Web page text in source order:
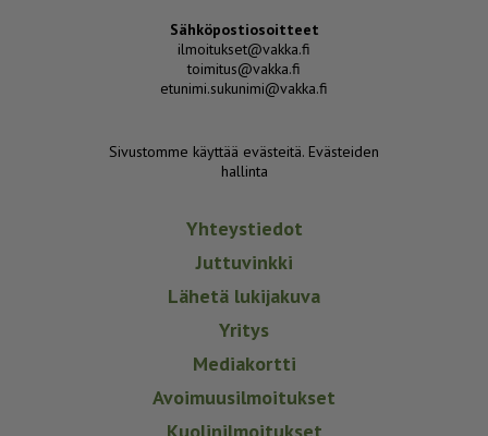
Sähköpostiosoitteet
ilmoitukset@vakka.fi
toimitus@vakka.fi
etunimi.sukunimi@vakka.fi
Sivustomme käyttää evästeitä. Evästeiden
hallinta
Yhteystiedot
Juttuvinkki
Lähetä lukijakuva
Yritys
Mediakortti
Avoimuusilmoitukset